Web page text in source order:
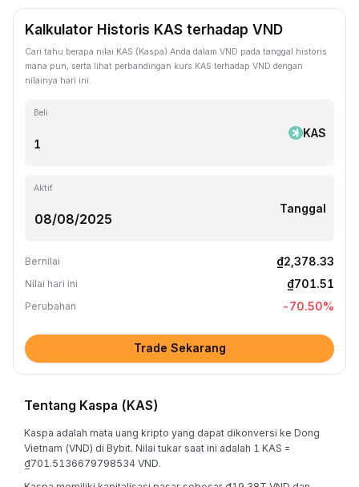
Kalkulator Historis KAS terhadap VND
Cari tahu berapa nilai KAS (Kaspa) Anda dalam VND pada tanggal historis
mana pun, serta lihat perbandingan kurs KAS terhadap VND dengan
nilainya hari ini.
Beli
KAS
Aktif
Tanggal
Bernilai ₫2,378.33
Nilai hari ini ₫701.51
Perubahan -70.50%
Trade Sekarang
Tentang Kaspa (KAS)
Kaspa adalah mata uang kripto yang dapat dikonversi ke Dong
Vietnam (VND) di Bybit. Nilai tukar saat ini adalah 1 KAS =
₫701.5136679798534 VND.